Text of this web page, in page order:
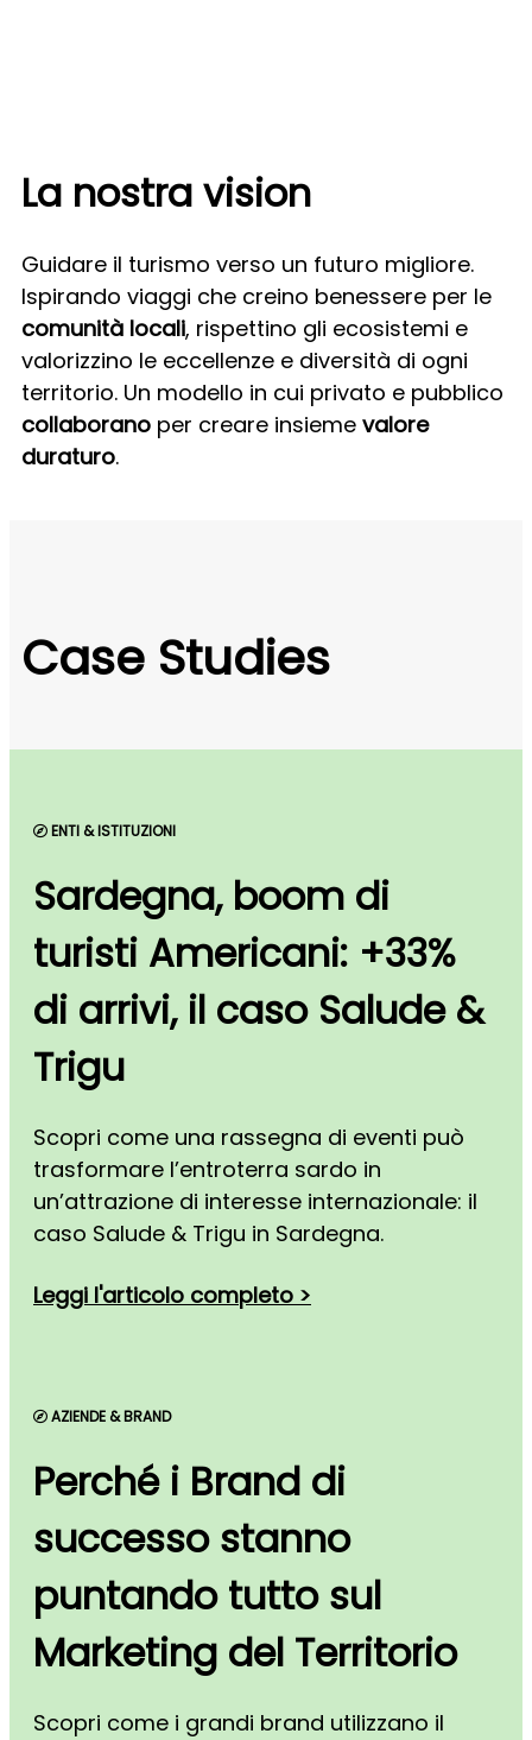
La nostra vision
Guidare il turismo verso un futuro migliore.
Ispirando viaggi che creino benessere per le
comunità locali, rispettino gli ecosistemi e
valorizzino le eccellenze e diversità di ogni
territorio. Un modello in cui privato e pubblico
collaborano per creare insieme valore
duraturo.
Case Studies
ENTI & ISTITUZIONI
Sardegna, boom di
turisti Americani: +33%
di arrivi, il caso Salude &
Trigu
Scopri come una rassegna di eventi può
trasformare l’entroterra sardo in
un’attrazione di interesse internazionale: il
caso Salude & Trigu in Sardegna.
Leggi l'articolo completo >
AZIENDE & BRAND
Perché i Brand di
successo stanno
puntando tutto sul
Marketing del Territorio
Scopri come i grandi brand utilizzano il